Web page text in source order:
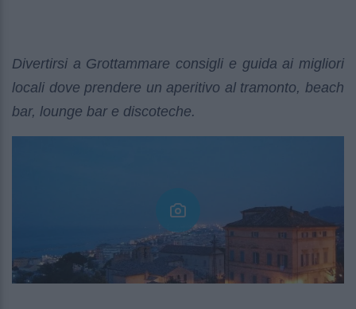
Divertirsi a Grottammare consigli e guida ai migliori
locali dove prendere un aperitivo al tramonto, beach
bar, lounge bar e discoteche.